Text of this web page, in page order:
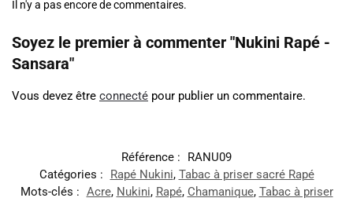
Il n'y a pas encore de commentaires.
Soyez le premier à commenter "Nukini Rapé -
Sansara"
Vous devez être connecté pour publier un commentaire.
Référence :
RANU09
Catégories :
Rapé Nukini, Tabac à priser sacré Rapé
Mots-clés : Acre, Nukini, Rapé, Chamanique, Tabac à priser